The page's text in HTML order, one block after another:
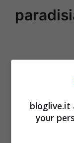
bloglive.it
your